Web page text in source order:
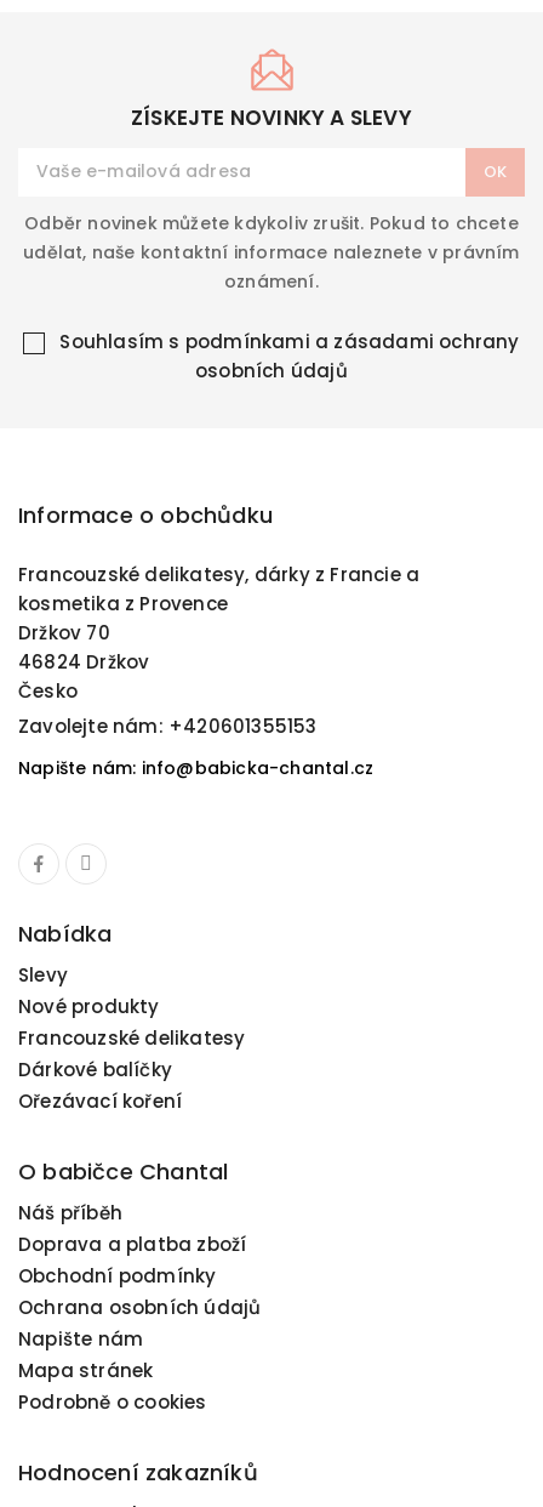
ZÍSKEJTE NOVINKY A SLEVY
Odběr novinek můžete kdykoliv zrušit. Pokud to chcete
udělat, naše kontaktní informace naleznete v právním
oznámení.
Souhlasím s podmínkami a zásadami ochrany
osobních údajů
Informace o obchůdku
Francouzské delikatesy, dárky z Francie a
kosmetika z Provence
Držkov 70
46824 Držkov
Česko
Zavolejte nám: +420601355153
Napište nám: info@babicka-chantal.cz
Nabídka
Slevy
Nové produkty
Francouzské delikatesy
Dárkové balíčky
Ořezávací koření
O babičce Chantal
Náš příběh
Doprava a platba zboží
Obchodní podmínky
Ochrana osobních údajů
Napište nám
Mapa stránek
Podrobně o cookies
Hodnocení zakazníků